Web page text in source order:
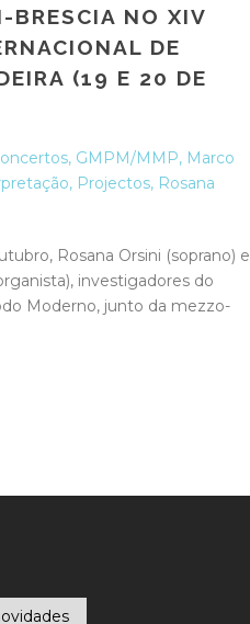
BRESCIA NO XIV
DE
(19 E 20 DE
, GMPM/MMP, Marco
, Projectos, Rosana
Rosana Orsini (soprano) e
investigadores do
Moderno, junto da mezzo-